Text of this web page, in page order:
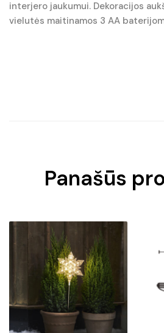
interjero jaukumui. Dekoracijos
vielutės maitinamos 3 AA
Panašūs